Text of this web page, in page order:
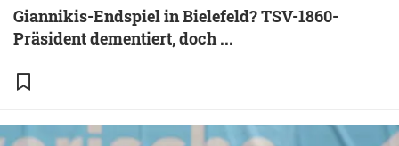
Giannikis-Endspiel in Bielefeld? TSV-1860-
Präsident dementiert, doch ...